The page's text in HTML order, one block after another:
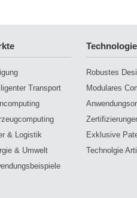
Transport
& Logistik
& Umwelt
Robustes
Modulares
Exklusive
Technolgie